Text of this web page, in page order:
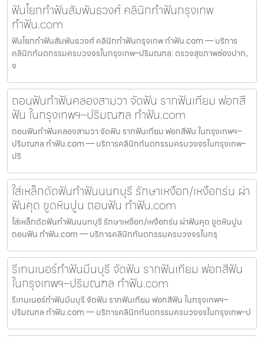
ฟันโยกทำฟันสัมพันธวงศ์ คลินิกทำฟันกรุงเทพ
ทำฟัน.com
ฟันโยกทำฟันสัมพันธวงศ์ คลินิกทำฟันกรุงเทพ ทำฟัน.com — บริการ
คลินิกทันตกรรมครบวงจรในกรุงเทพ–ปริมณฑล: ตรวจสุขภาพช่องปาก,
จ
ถอนฟันทำฟันคลองสามวา จัดฟัน รากฟันเทียม ฟอกสี
ฟัน ในกรุงเทพฯ–ปริมณฑล ทำฟัน.com
ถอนฟันทำฟันคลองสามวา จัดฟัน รากฟันเทียม ฟอกสีฟัน ในกรุงเทพฯ–
ปริมณฑล ทำฟัน.com — บริการคลินิกทันตกรรมครบวงจรในกรุงเทพ–
ปริ
ใส่เหล็กดัดฟันทำฟันนนทบุรี รักษาเหงือก/เหงือกร่น ผ่า
ฟันคุด ขูดหินปูน ถอนฟัน ทำฟัน.com
ใส่เหล็กดัดฟันทำฟันนนทบุรี รักษาเหงือก/เหงือกร่น ผ่าฟันคุด ขูดหินปูน
ถอนฟัน ทำฟัน.com — บริการคลินิกทันตกรรมครบวงจรในกรุ
รีเทนเนอร์ทำฟันมีนบุรี จัดฟัน รากฟันเทียม ฟอกสีฟัน
ในกรุงเทพฯ–ปริมณฑล ทำฟัน.com
รีเทนเนอร์ทำฟันมีนบุรี จัดฟัน รากฟันเทียม ฟอกสีฟัน ในกรุงเทพฯ–
ปริมณฑล ทำฟัน.com — บริการคลินิกทันตกรรมครบวงจรในกรุงเทพ–ป